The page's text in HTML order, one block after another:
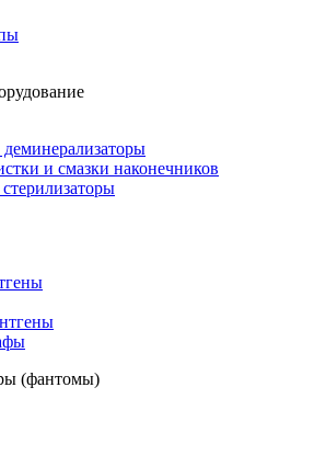
и смазки наконечников
(фантомы)